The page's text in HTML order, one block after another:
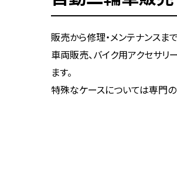
販売から修理・メンテナンスま
車両販売、バイク用アクセサ
ます。
特殊なケースについては専門